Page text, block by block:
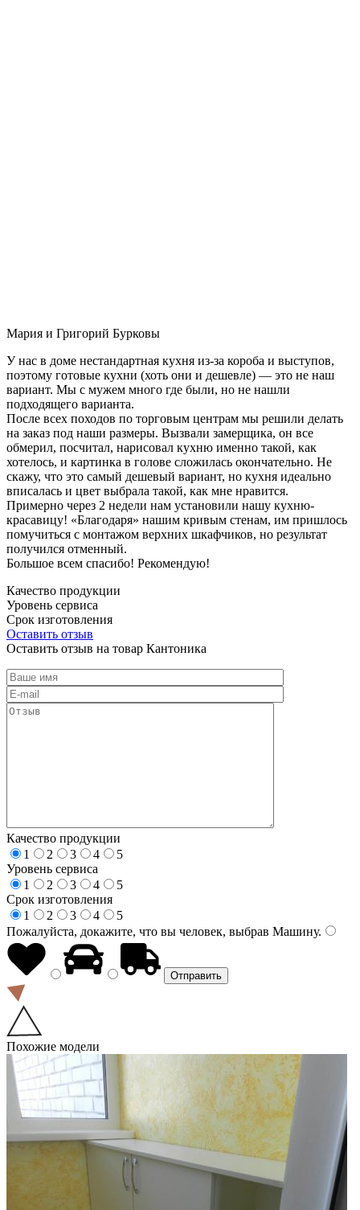
Мария и Григорий Бурковы
У нас в доме нестандартная кухня из-за короба и выступов,
поэтому готовые кухни (хоть они и дешевле) — это не наш
вариант. Мы с мужем много где были, но не нашли
подходящего варианта.
После всех походов по торговым центрам мы решили делать
на заказ под наши размеры. Вызвали замерщика, он все
обмерил, посчитал, нарисовал кухню именно такой, как
хотелось, и картинка в голове сложилась окончательно. Не
скажу, что это самый дешевый вариант, но кухня идеально
вписалась и цвет выбрала такой, как мне нравится.
Примерно через 2 недели нам установили нашу кухню-
красавицу! «Благодаря» нашим кривым стенам, им пришлось
помучиться с монтажом верхних шкафчиков, но результат
получился отменный.
Большое всем спасибо! Рекомендую!
Качество продукции
Уровень сервиса
Срок изготовления
Оставить отзыв
Оставить отзыв на товар Кантоника
Качество продукции
1
2 3 4
5
Уровень сервиса
1
2 3 4
5
Срок изготовления
1
2 3 4
5
Пожалуйста, докажите, что вы человек, выбрав Машину.
Похожие модели